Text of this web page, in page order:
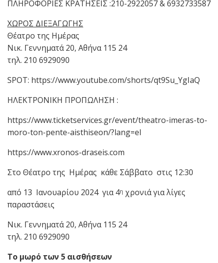
ΠΛΗΡΟΦΟΡΙΕΣ ΚΡΑΤΗΣΕΙΣ :210-2922057 & 6932733587
ΧΩΡΟΣ ΔΙΕΞΑΓΩΓΗΣ
Θέατρο της Ημέρας
Νικ. Γεννηματά 20, Αθήνα 115 24
τηλ. 210 6929090
SPOT: https://www.youtube.com/shorts/qt9Su_YgIaQ
ΗΛΕΚΤΡΟΝΙΚΗ ΠΡΟΠΩΛΗΣΗ :
https://www.ticketservices.gr/event/theatro-imeras-to-
moro-ton-pente-aisthiseon/?lang=el
https://www.xronos-draseis.com
Στο Θέατρο της Ημέρας κάθε Σάββατο στις 12:30
από 13 Ιανουaρίου 2024 για 4η χρονιά για λίγες
παραστάσεις
Νικ. Γεννηματά 20, Αθήνα 115 24
τηλ. 210 6929090
Το μωρό των 5 αισθήσεων